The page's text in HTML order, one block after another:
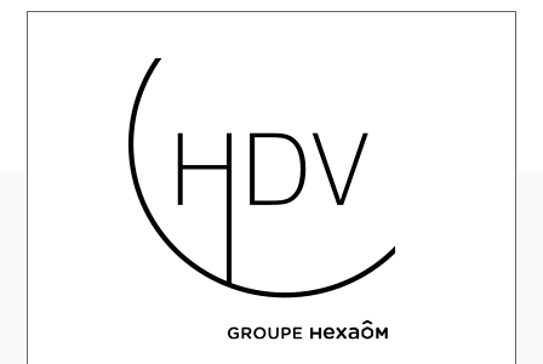
HDV-Couleur-Villas-
Realisation-
Andernos-maison-
135m2–_0031_-10